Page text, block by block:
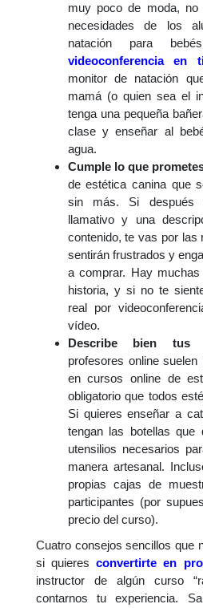
muy poco de moda,
necesidades de los
natación para
videoconferencia en
monitor de natación
mamá (o quien sea el
tenga una pequeña
clase y enseñar al
agua.
Cumple lo que
de estética canina que
sin más. Si después
llamativo y una
contenido, te vas por
sentirán frustrados y
a comprar. Hay
historia, y si no te
real por
vídeo.
Describe bien tus
profesores online
en cursos online de
obligatorio que todos
Si quieres enseñar a
tengan las botellas que
utensilios necesarios
manera artesanal.
propias cajas de
participantes (por
precio del curso).
Cuatro consejos sencillos que
si quieresconvertirte en
instructor de algún curso
contarnos tu experiencia.